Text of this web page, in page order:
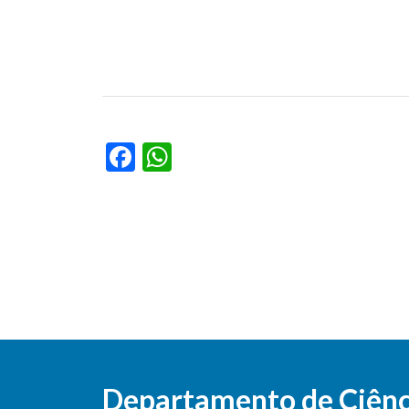
Facebook
Departamento de